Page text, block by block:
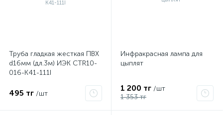
Труба гладкая жесткая ПВХ
d16мм (дл.3м) ИЭК CTR10-
016-K41-111I
495 тг /шт
Инфракрасная лампа для
цыплят
1 200 тг /шт
1 353 тг